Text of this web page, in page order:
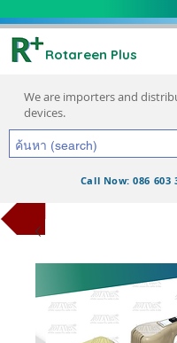
Rotareen Plus
We are importers and
devices.
Call Now: 086 603